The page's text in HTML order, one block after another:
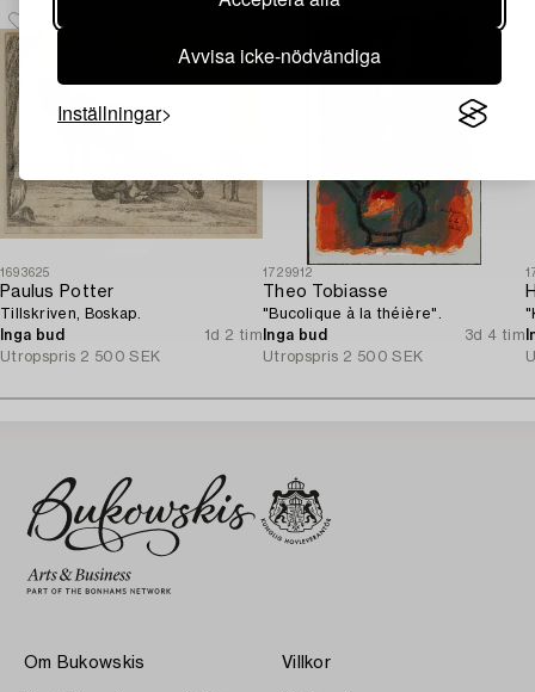
Avvisa icke-nödvändiga
Inställningar
1693625
Paulus Potter
Tillskriven, Boskap.
Inga bud
1d 2 tim
Utropspris 2 500 SEK
1729912
Theo Tobiasse
"Bucolique à la théière".
Inga bud
3d 4 tim
Utropspris 2 500 SEK
Om Bukowskis Villkor